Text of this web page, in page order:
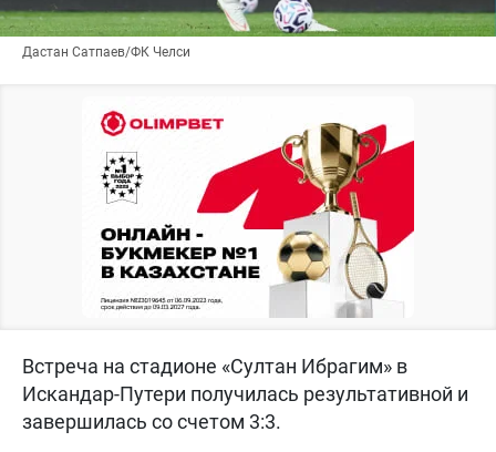
Дастан Сатпаев/ФК Челси
Встреча на стадионе «Султан Ибрагим» в
Искандар-Путери получилась результативной и
завершилась со счетом 3:3.